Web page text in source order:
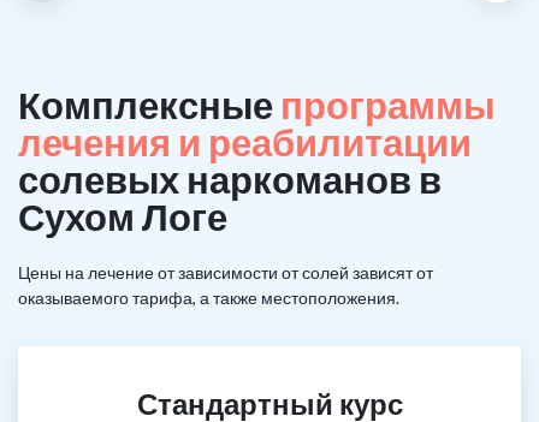
Комплексные программы
лечения и реабилитации
солевых наркоманов в
Сухом Логе
Цены на лечение от зависимости от солей зависят от
оказываемого тарифа, а также местоположения.
Стандартный курс